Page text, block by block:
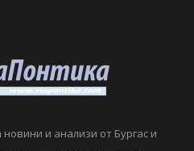
и анализи от Бургас и